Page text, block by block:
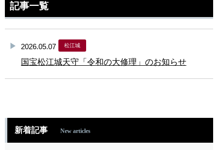
記事一覧
2026.05.07 松江城
国宝松江城天守「令和の大修理」のお知らせ
新着記事 New articles